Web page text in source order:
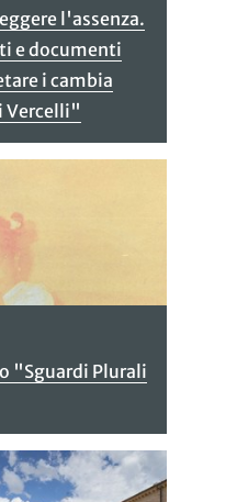
l'assenza.
e documenti
i cambia
Vercelli"
"Sguardi Plurali